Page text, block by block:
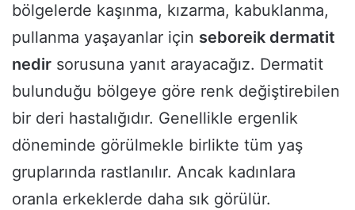
bölgelerde kaşınma, kızarma, kabuklanma,
pullanma yaşayanlar için seboreik dermatit
nedir sorusuna yanıt arayacağız. Dermatit
bulunduğu bölgeye göre renk değiştirebilen
bir deri hastalığıdır. Genellikle ergenlik
döneminde görülmekle birlikte tüm yaş
gruplarında rastlanılır. Ancak kadınlara
oranla erkeklerde daha sık görülür.